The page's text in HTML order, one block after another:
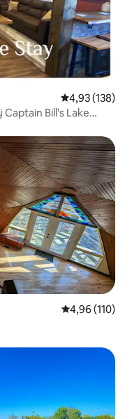
Gemiddelde
4,93 (138)
Bill's Lake
Gemiddelde
4,96 (110)